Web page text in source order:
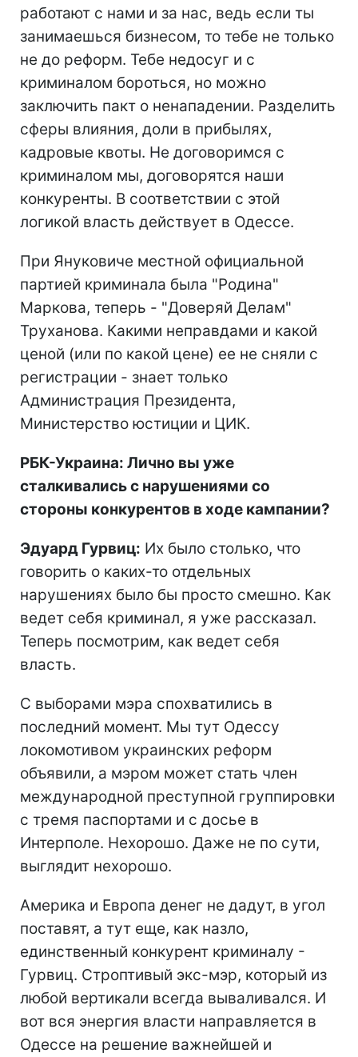
работают с нами и за нас, ведь если ты
занимаешься бизнесом, то тебе не только
не до реформ. Тебе недосуг и с
криминалом бороться, но можно
заключить пакт о ненападении. Разделить
сферы влияния, доли в прибылях,
кадровые квоты. Не договоримся с
криминалом мы, договорятся наши
конкуренты. В соответствии с этой
логикой власть действует в Одессе.
При Януковиче местной официальной
партией криминала была "Родина"
Маркова, теперь - "Доверяй Делам"
Труханова. Какими неправдами и какой
ценой (или по какой цене) ее не сняли с
регистрации - знает только
Администрация Президента,
Министерство юстиции и ЦИК.
РБК-Украина: Лично вы уже
сталкивались с нарушениями со
стороны конкурентов в ходе кампании?
Эдуард Гурвиц: Их было столько, что
говорить о каких-то отдельных
нарушениях было бы просто смешно. Как
ведет себя криминал, я уже рассказал.
Теперь посмотрим, как ведет себя
власть.
С выборами мэра спохватились в
последний момент. Мы тут Одессу
локомотивом украинских реформ
объявили, а мэром может стать член
международной преступной группировки
с тремя паспортами и с досье в
Интерполе. Нехорошо. Даже не по сути,
выглядит нехорошо.
Америка и Европа денег не дадут, в угол
поставят, а тут еще, как назло,
единственный конкурент криминалу -
Гурвиц. Строптивый экс-мэр, который из
любой вертикали всегда вываливался. И
вот вся энергия власти направляется в
Одессе на решение важнейшей и